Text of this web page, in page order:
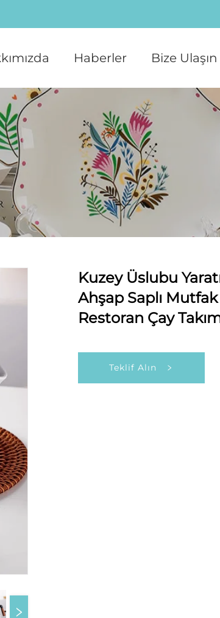
Haberler Bize Ulaşın
Kuzey Üslubu
Ahşap Saplı Mutfak
Restoran Çay
Teklif Alın